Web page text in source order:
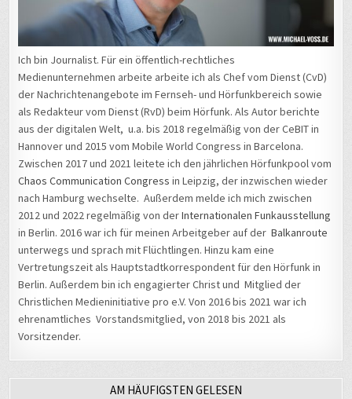
Ich bin Journalist. Für ein öffentlich-rechtliches
Medienunternehmen arbeite arbeite ich als Chef vom Dienst (CvD)
der Nachrichtenangebote im Fernseh- und Hörfunkbereich sowie
als Redakteur vom Dienst (RvD) beim Hörfunk. Als Autor berichte
aus der digitalen Welt, u.a. bis 2018 regelmäßig von der CeBIT in
Hannover und 2015 vom Mobile World Congress in Barcelona.
Zwischen 2017 und 2021 leitete ich den jährlichen Hörfunkpool vom
Chaos Communication Congress in Leipzig, der inzwischen wieder
nach Hamburg wechselte. Außerdem melde ich mich zwischen
2012 und 2022 regelmäßig von derInternationalen Funkausstellung
in Berlin. 2016 war ich für meinen Arbeitgeber auf derBalkanroute
unterwegs und sprach mit Flüchtlingen. Hinzu kam eine
Vertretungszeit als Hauptstadtkorrespondent für den Hörfunk in
Berlin. Außerdem bin ich engagierter Christ und Mitglied der
Christlichen Medieninitiative pro e.V. Von 2016 bis 2021 war ich
ehrenamtliches Vorstandsmitglied, von 2018 bis 2021 als
Vorsitzender.
AM HÄUFIGSTEN GELESEN